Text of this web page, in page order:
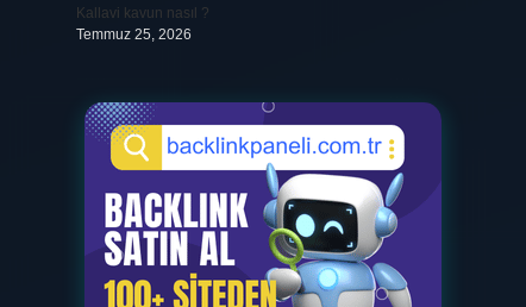
Kallavi kavun nasıl ?
Temmuz 25, 2026